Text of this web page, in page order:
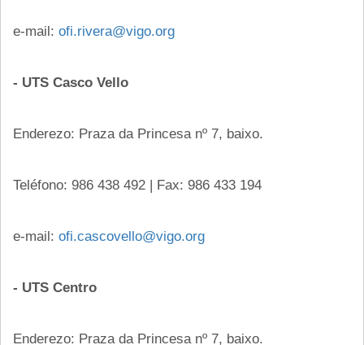
e-mail: ofi.rivera@vigo.org
- UTS Casco Vello
Enderezo: Praza da Princesa nº 7, baixo.
Teléfono: 986 438 492 | Fax: 986 433 194
e-mail: ofi.cascovello@vigo.org
- UTS Centro
Enderezo: Praza da Princesa nº 7, baixo.